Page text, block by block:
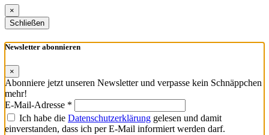
×
Schließen
Newsletter abonnieren
×
Abonniere jetzt unseren Newsletter und verpasse kein Schnäppchen
mehr!
E-Mail-Adresse *
Ich habe die Datenschutzerklärung gelesen und damit
einverstanden, dass ich per E-Mail informiert werden darf.